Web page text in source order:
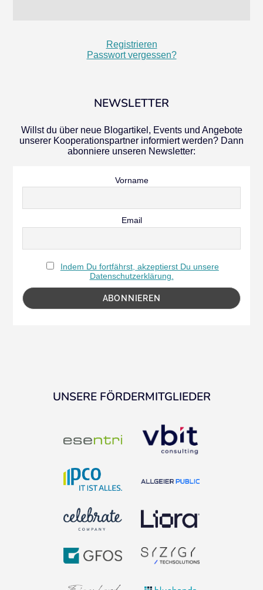
Registrieren
Passwort vergessen?
NEWSLETTER
Willst du über neue Blogartikel, Events und Angebote
unserer Kooperationspartner informiert werden? Dann
abonniere unseren Newsletter:
Vorname
Email
Indem Du fortfährst, akzeptierst Du unsere
Datenschutzerklärung.
UNSERE FÖRDERMITGLIEDER